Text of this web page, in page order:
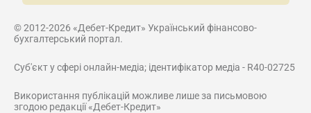
© 2012-2026 «Дебет-Кредит» Український фінансово-
бухгалтерський портал.
Суб'єкт у сфері онлайн-медіа; ідентифікатор медіа - R40-02725
Використання публікацій можливе лише за письмовою
згодою редакції «Дебет-Кредит»